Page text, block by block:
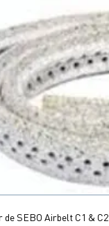
de SEBO Airbelt C1 & C2